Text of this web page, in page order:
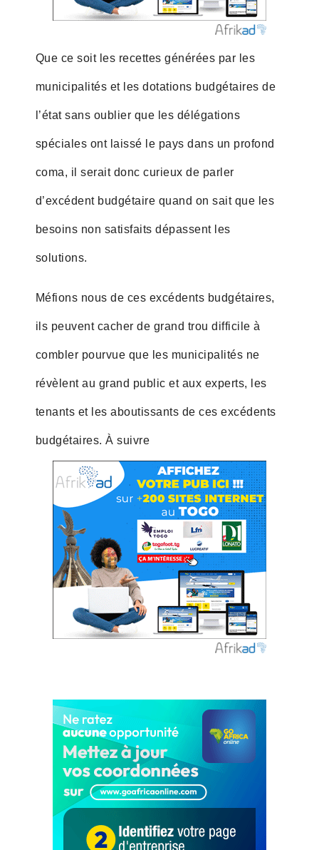
Que ce soit les recettes générées par les
municipalités et les dotations budgétaires de
l’état sans oublier que les délégations
spéciales ont laissé le pays dans un profond
coma, il serait donc curieux de parler
d’excédent budgétaire quand on sait que les
besoins non satisfaits dépassent les
solutions.
Méfions nous de ces excédents budgétaires,
ils peuvent cacher de grand trou difficile à
combler pourvue que les municipalités ne
révèlent au grand public et aux experts, les
tenants et les aboutissants de ces excédents
budgétaires. À suivre